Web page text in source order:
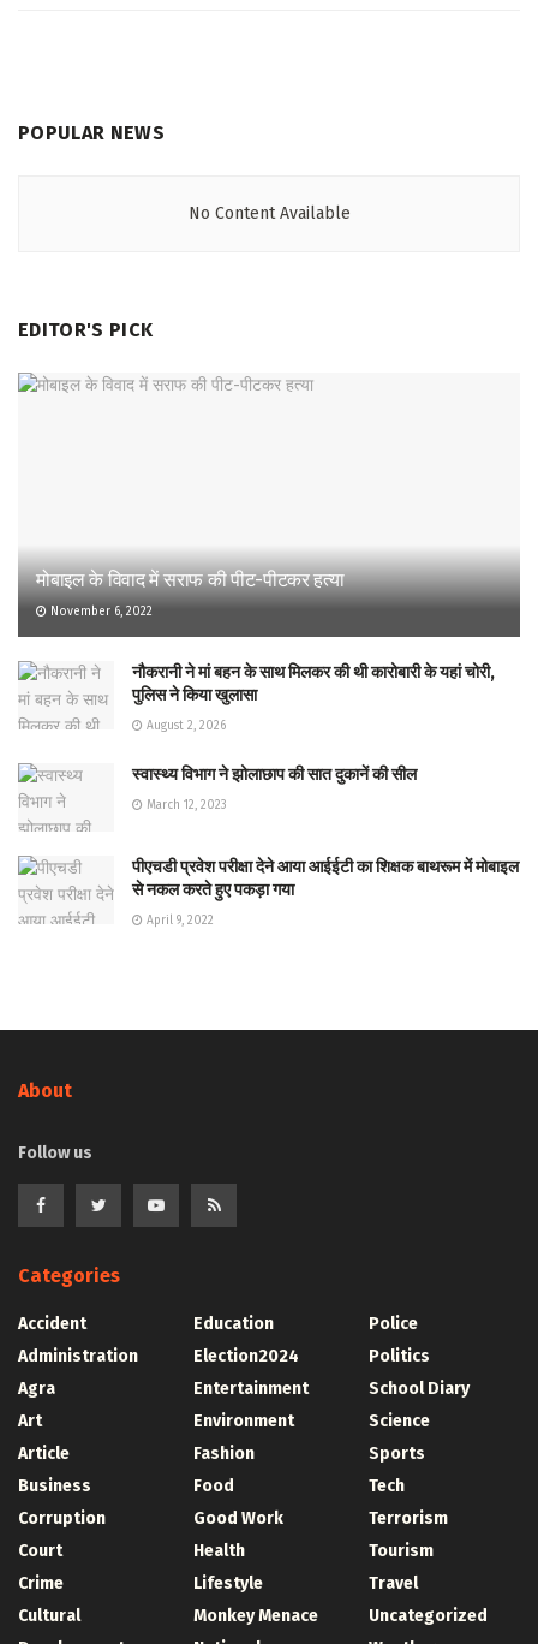
POPULAR NEWS
No Content Available
EDITOR'S PICK
मोबाइल के विवाद में सराफ की पीट-पीटकर हत्या
November 6, 2022
नौकरानी ने मां बहन के साथ मिलकर की थी कारोबारी के यहां चोरी,
पुलिस ने किया खुलासा
August 2, 2026
स्वास्थ्य विभाग ने झोलाछाप की सात दुकानें की सील
March 12, 2023
पीएचडी प्रवेश परीक्षा देने आया आईईटी का शिक्षक बाथरूम में मोबाइल
से नकल करते हुए पकड़ा गया
April 9, 2022
About
Follow us
Categories
Accident
Administration
Agra
Art
Article
Business
Corruption
Court
Crime
Cultural
Education
Election2024
Entertainment
Environment
Fashion
Food
Good Work
Health
Lifestyle
Monkey Menace
Police
Politics
School Diary
Science
Sports
Tech
Terrorism
Tourism
Travel
Uncategorized